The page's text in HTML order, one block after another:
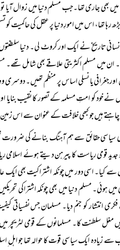
میں بھی جاری تھا۔جب مسلم دنیا میں زوال
تھا، اس میں امورِ دنیا پر عقل کی حاکمیت کو
تاریخ نے ایک اور کروٹ لی۔ دنیا
میں مسلم اکثریتی علاقے بھی شامل تھے۔
جغرافی یا نسلی اساس پر منظم تھیں۔ دوسری
نے خود کو امتِ مسلمہ کے تصور کا نقیب بنایا
ہیں جو کبھی خلافت کے عنوان سے اس زمین
حقائق سے ہم آہنگ بنانے کی ضرورت تھی۔
قومی ریاست کا پیرہن دیتے ہوئے اسلامی
کیا۔ اسی دور میں چونکہ اشتراکیت بھی ایک
ہوئی۔ مسلم دنیا میں بھی چونکہ اشتراکی
انتشار کو جنم دیا۔ مسلمان جس
مغل سلطنت کا۔ مسلمانوں کے قومی لٹریچر
سے زیادہ ایک سیاسی قوت کا حوالہ تھا جو اہل